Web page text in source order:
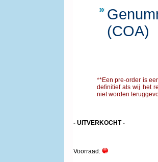
(COA)
**Een pre-order is
definitief als wij het
niet worden
- UITVERKOCHT -
Voorraad: